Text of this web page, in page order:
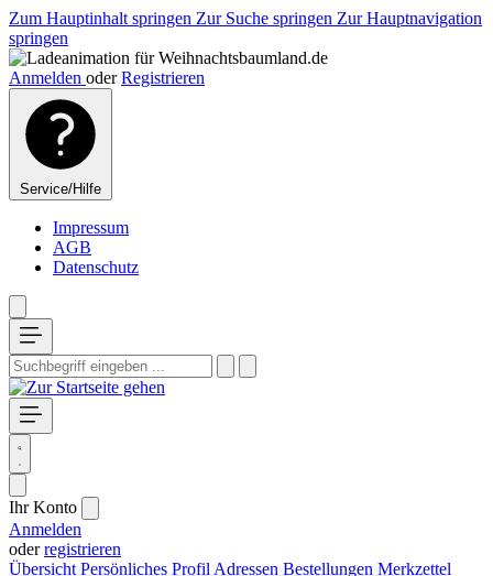
Zum Hauptinhalt springen Zur Suche springen Zur Hauptnavigation
springen
Anmelden oder Registrieren
Service/Hilfe
Impressum
AGB
Datenschutz
Ihr Konto
Anmelden
oderregistrieren
Übersicht Persönliches Profil Adressen Bestellungen Merkzettel